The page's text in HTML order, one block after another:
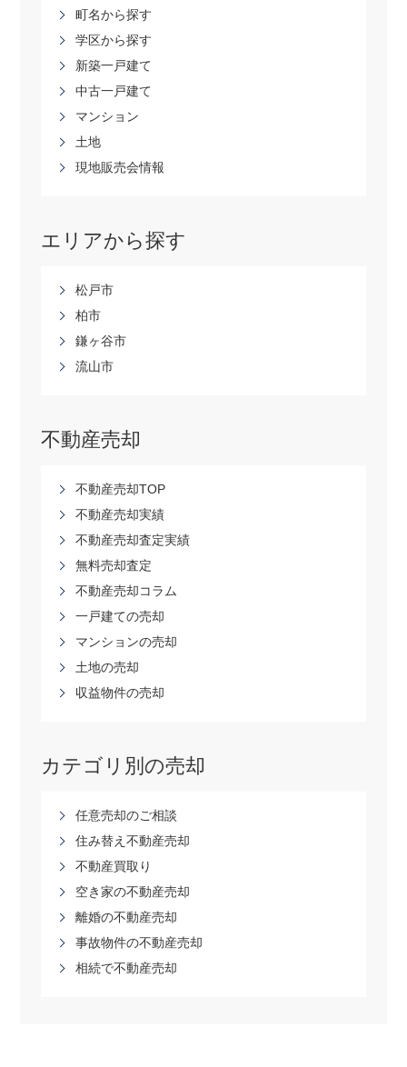
町名から探す
学区から探す
新築一戸建て
中古一戸建て
マンション
土地
現地販売会情報
エリアから探す
松戸市
柏市
鎌ヶ谷市
流山市
不動産売却
不動産売却TOP
不動産売却実績
不動産売却査定実績
無料売却査定
不動産売却コラム
一戸建ての売却
マンションの売却
土地の売却
収益物件の売却
カテゴリ別の売却
任意売却のご相談
住み替え不動産売却
不動産買取り
空き家の不動産売却
離婚の不動産売却
事故物件の不動産売却
相続で不動産売却